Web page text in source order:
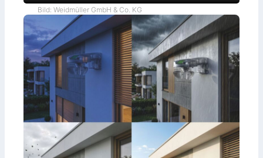
Bild: Weidmüller GmbH & Co. KG